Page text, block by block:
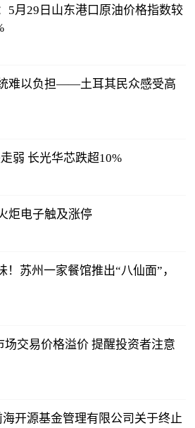
5月29日山东港口原油价格指数较
难以负担——土耳其民众感受高
弱 长光华芯跌超10%
炬电子触及涨停
！苏州一家餐馆推出“八仙面”，
场交易价格溢价 提醒投资者注意
开源基金管理有限公司关于终止